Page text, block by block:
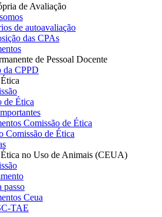
de Avaliação
de autoavaliação
das CPAs
de Pessoal Docente
da CPPD
de Ética
Comissão de Ética
Comissão de Ética
Ética no Uso de Animais (CEUA)
passo
Ceua
TAE